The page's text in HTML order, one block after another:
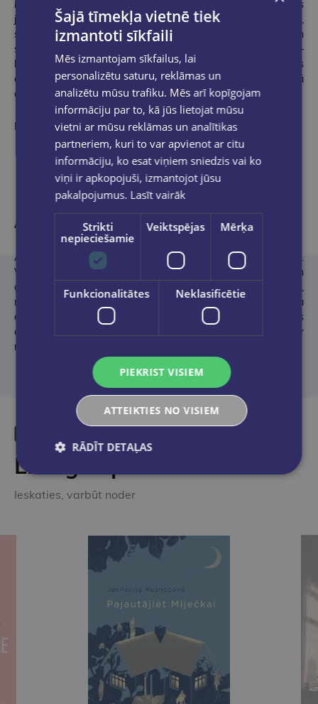
Liene Kurka
ir ļoti daudzpusīga personība – pēc izglītības
juriste, pēc nodarbošanās – nekustamo īpašumu speciāliste,
sirdsdarbs ir vecu, citiem nevajadzīgu grāmatu glābšana un
savešana kopā ar īstajiem cilvēkiem, iekšēja nepieciešamība –
būt sociāli aktīvai un atbildīgai. Mācījusies trīs Literārās
akadēmijas meistardarbnīcās. “Kļūdu klusēšana” ir Lienes otrā
grāmata, izpelnījusies grāmatnīcu “Globuss” speciālbalvu.
Māksliniece Natālija Kugajevska
Autore par romānu
Ar šo romānu vēlos panākt, lai cilvēki paskatās sev apkārt.
Varbūt tieši tu esi tas, kurš pastieps roku, pateiks labu vārdu un
galu galā izglābs sev līdzās esošu cilvēku. Kā es saku – lūdzu,
neesi vienaldzīgs, varbūt šim cilvēkam bez tevis tiešām neviena
cita vairs nav. Un nekas, ka nepateicība mēdz būt pasaules
alga, un vārdi – Tēvs, piedod tiem, jo tie nezina, ko tie dara, – ir
mana romāna idejas pamatā.
Līdzīgas preces
Ieskaties, varbūt noder
Šajā tīmekļa vietnē tiek
izmantoti sīkfaili
Mēs izmantojam sīkfailus, lai
personalizētu saturu, reklāmas un
analizētu mūsu trafiku. Mēs arī kopīgojam
informāciju par to, kā jūs lietojat mūsu
vietni ar mūsu reklāmas un analītikas
partneriem, kuri to var apvienot ar citu
informāciju, ko esat viņiem sniedzis vai ko
viņi ir apkopojuši, izmantojot jūsu
pakalpojumus. Lasīt vairāk
Strikti
nepieciešamie
Veiktspējas Mērķa
Funkcionalitātes Neklasificētie
PIEKRIST VISIEM
ATTEIKTIES NO VISIEM
RĀDĪT DETAĻAS